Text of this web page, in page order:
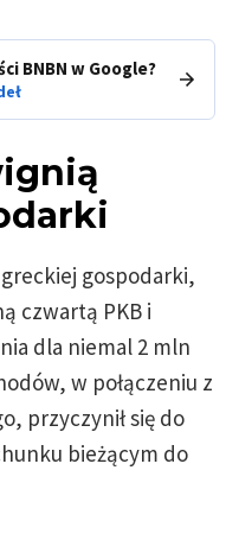
BNBN w Google?
gospodarki,
czwartą PKB i
dla niemal 2 mln
w połączeniu z
przyczynił się do
bieżącym do